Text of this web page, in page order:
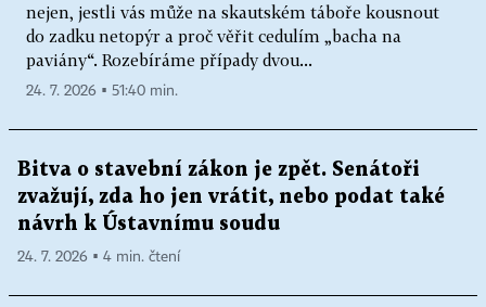
nejen, jestli vás může na skautském táboře kousnout
do zadku netopýr a proč věřit cedulím „bacha na
paviány“. Rozebíráme případy dvou...
24. 7. 2026 ▪ 51:40 min.
Bitva o stavební zákon je zpět. Senátoři
zvažují, zda ho jen vrátit, nebo podat také
návrh k Ústavnímu soudu
24. 7. 2026 ▪ 4 min. čtení